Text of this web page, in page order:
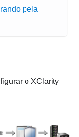
pela
o XClarity